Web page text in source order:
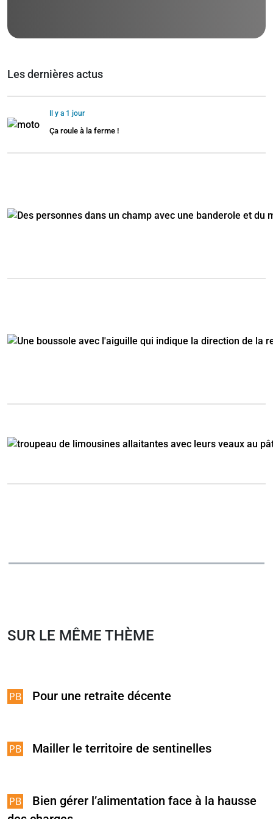
Les dernières actus
Il y a 1 jour
Ça roule à la ferme !
SUR LE MÊME THÈME
Pour une retraite décente
Mailler le territoire de sentinelles
Bien gérer l’alimentation face à la hausse